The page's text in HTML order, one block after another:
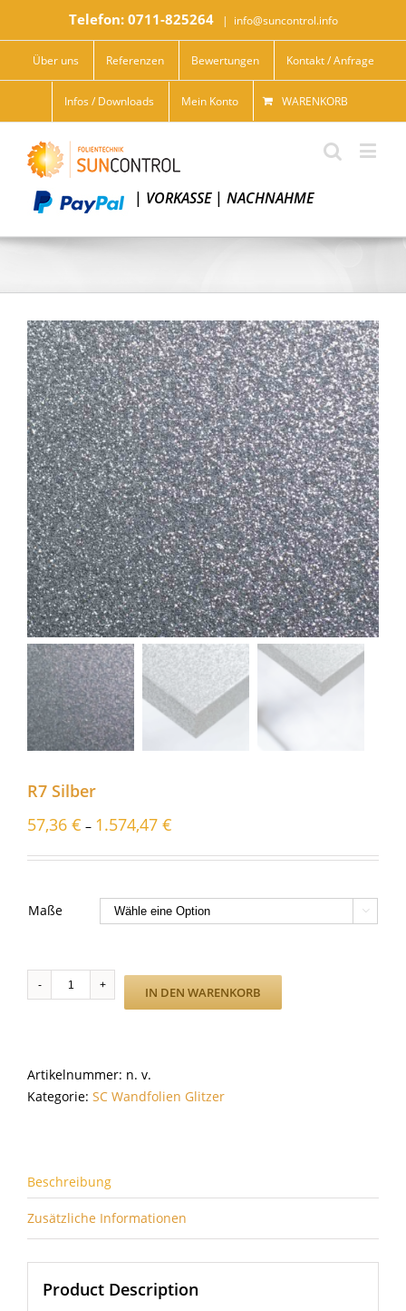
Telefon: 0711-825264 | info@suncontrol.info
Über uns Referenzen Bewertungen Kontakt / Anfrage
Infos / Downloads Mein Konto WARENKORB
| VORKASSE| NACHNAHME
R7 Silber
57,36 € – 1.574,47 €
Maße 
Silber
IN DEN WARENKORB
Artikelnummer: n. v.
Kategorie: SC Wandfolien Glitzer
Beschreibung
Zusätzliche Informationen
Product Description